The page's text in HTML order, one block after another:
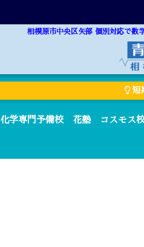
相模原市中央区矢部 個別対応で
短
化学専門予備校 花塾 コスモス